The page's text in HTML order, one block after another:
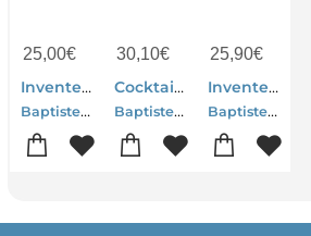
25,00€
Inventez Vos Cocktails : La Methode Simple Et Inedite Pour Epater Vos Amis ! Plus De 50 Recettes
Baptiste Bochet-Christophe Davoine
30,10€
Cocktails De Palaces Et D'hotels De Legende : Les Secrets Des Cocktails Emblematiques De 40 Lieux D'exception
Baptiste Bochet-Fabien Humbert
25,90€
Inventez Vos Cocktails
Baptiste Bochet